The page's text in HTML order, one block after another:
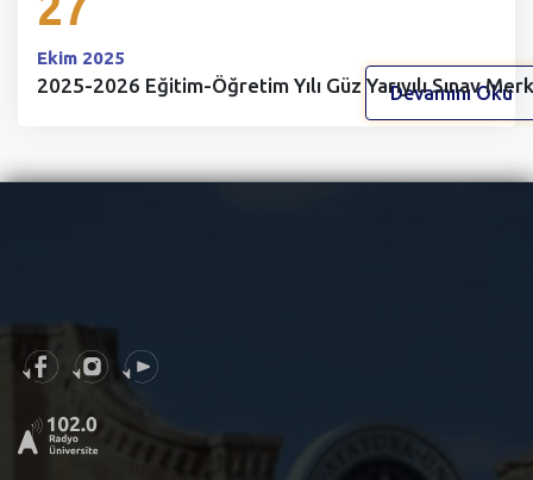
Ekim 2025
2025-2026 Eğitim-Öğretim Yılı Güz Yarıyılı Sınav
Devamını Oku